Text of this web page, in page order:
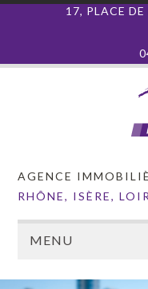
17, PLACE
AGENCE
RHÔNE, ISÈRE,
MENU